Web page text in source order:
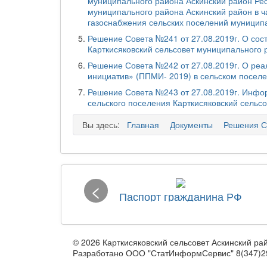
муниципального района Аскинский район в
газоснабжения сельских поселений
Решение Совета №241 от 27.08.2019г. О
Карткисяковский сельсовет
Решение Совета №242 от 27.08.2019г. О
инициатив» (ППМИ- 2019) в сельском
Решение Совета №243 от 27.08.2019г.
сельского поселения Карткисяковский
Вы здесь:
Главная Документы Решения
Паспорт гражданина РФ
<
© 2026 Карткисяковский сельсовет Аскинский
Разработано ООО "СтатИнформСервис"